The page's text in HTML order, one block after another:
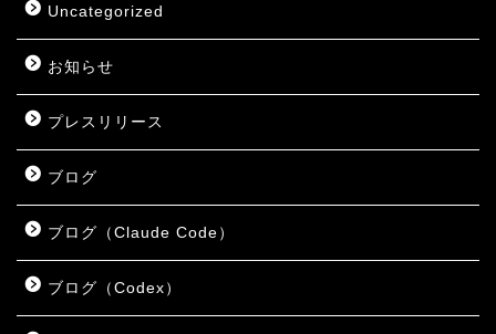
Uncategorized
お知らせ
プレスリリース
ブログ
ブログ（Claude Code）
ブログ（Codex）